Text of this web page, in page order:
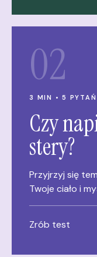
02
3 MIN • 5 PYTAŃ
Czy
stery?
Przyjrzyj się
Twoje ciało i
Zrób test